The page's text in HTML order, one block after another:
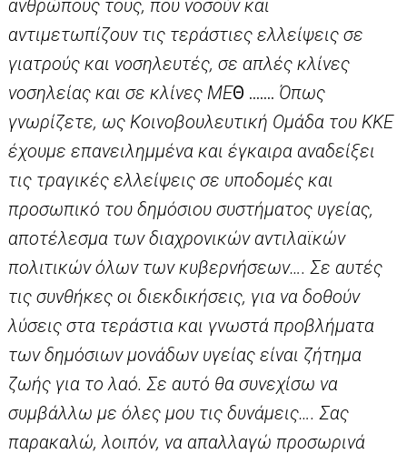
ανθρώπους τους, που νοσούν και
αντιμετωπίζουν τις τεράστιες ελλείψεις σε
γιατρούς και νοσηλευτές, σε απλές κλίνες
νοσηλείας και σε κλίνες ΜΕΘ ……. Όπως
γνωρίζετε, ως Κοινοβουλευτική Ομάδα του ΚΚΕ
έχουμε επανειλημμένα και έγκαιρα αναδείξει
τις τραγικές ελλείψεις σε υποδομές και
προσωπικό του δημόσιου συστήματος υγείας,
αποτέλεσμα των διαχρονικών αντιλαϊκών
πολιτικών όλων των κυβερνήσεων…. Σε αυτές
τις συνθήκες οι διεκδικήσεις, για να δοθούν
λύσεις στα τεράστια και γνωστά προβλήματα
των δημόσιων μονάδων υγείας είναι ζήτημα
ζωής για το λαό. Σε αυτό θα συνεχίσω να
συμβάλλω με όλες μου τις δυνάμεις…. Σας
παρακαλώ, λοιπόν, να απαλλαγώ προσωρινά